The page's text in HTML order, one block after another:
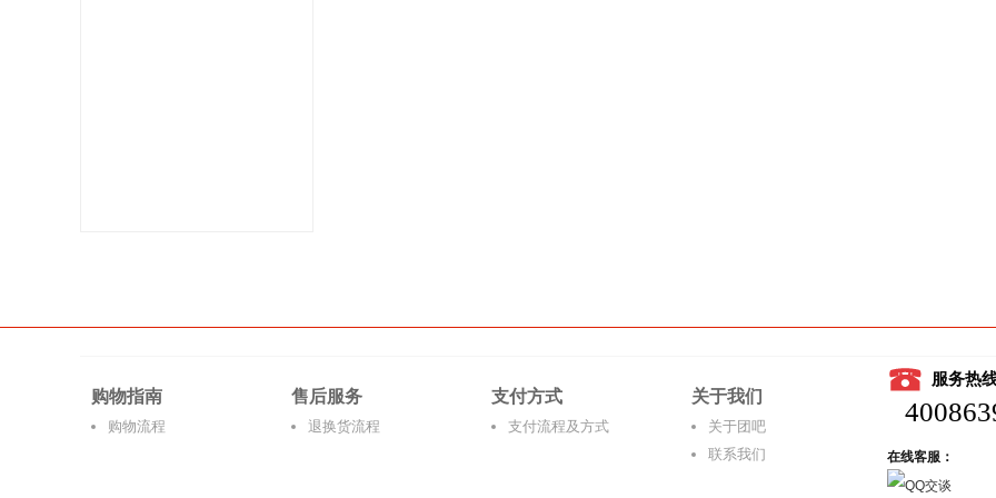
购物指南
购物流程
售后服务
退换货流程
支付方式
支付流程及方式
关于我们
关于团吧
联系我们
服务热
在线客服：